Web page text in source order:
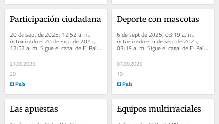
Participación ciudadana
20 de sept de 2025, 12:52 a. m.
Actualizado el 20 de sept de 2025,
12:52 a. m. Sigue el canal de El País
Cali en WhatsApp Violencia y censura
Oasis...
21.09.2025
20
El País
Deporte con mascotas
6 de sept de 2025, 03:19 a. m.
Actualizado el 6 de sept de 2025,
03:19 a. m. Sigue el canal de El País
Cali en WhatsApp Será distinto
Madurando la...
07.09.2025
10
El País
Las apuestas Equipos multirraciales